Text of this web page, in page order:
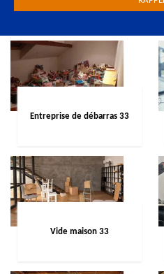
Entreprise de débarras 33
Vide maison 33